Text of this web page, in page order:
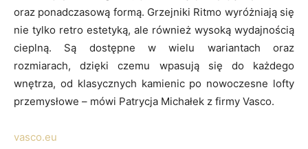
oraz ponadczasową formą. Grzejniki Ritmo wyróżniają się
nie tylko retro estetyką, ale również wysoką wydajnością
cieplną. Są dostępne w wielu wariantach oraz
rozmiarach, dzięki czemu wpasują się do każdego
wnętrza, od klasycznych kamienic po nowoczesne lofty
przemysłowe – mówi Patrycja Michałek z firmy Vasco.
vasco.eu